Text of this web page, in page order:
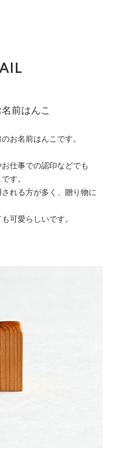
前はんこ
お名前はんこです。
仕事での認印などでも
す。
れる方が多く、贈り物に
可愛らしいです。